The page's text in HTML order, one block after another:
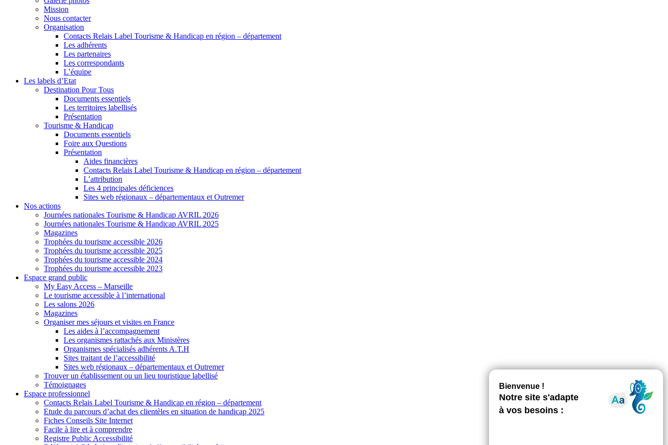
Mission
Nous contacter
Organisation
Contacts Relais Label Tourisme & Handicap en région – département
Les adhérents
Les partenaires
Les correspondants
L’équipe
Les labels d’Etat
Destination Pour Tous
Documents essentiels
Les territoires labellisés
Présentation
Tourisme & Handicap
Documents essentiels
Foire aux Questions
Présentation
Aides financières
Contacts Relais Label Tourisme & Handicap en région – département
L’attribution
Les 4 principales déficiences
Sites web régionaux – départementaux et Outremer
Nos actions
Journées nationales Tourisme & Handicap AVRIL 2026
Journées nationales Tourisme & Handicap AVRIL 2025
Magazines
Trophées du tourisme accessible 2026
Trophées du tourisme accessible 2025
Trophées du tourisme accessible 2024
Trophées du tourisme accessible 2023
Espace grand public
My Easy Access – Marseille
Le tourisme accessible à l’international
Les salons 2026
Magazines
Organiser mes séjours et visites en France
Les aides à l’accompagnement
Les organismes rattachés aux Ministères
Organismes spécialisés adhérents A.T.H
Sites traitant de l’accessibilité
Sites web régionaux – départementaux et Outremer
Trouver un établissement ou un lieu touristique labellisé
Témoignages
Espace professionnel
Contacts Relais Label Tourisme & Handicap en région – département
Etude du parcours d’achat des clientèles en situation de handicap 2025
Fiches Conseils Site Internet
Facile à lire et à comprendre
Registre Public Accessibilité